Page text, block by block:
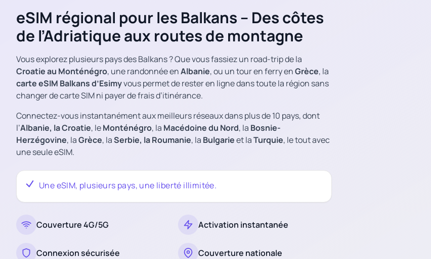
eSIM régional pour les Balkans – Des côtes
de l’Adriatique aux routes de montagne
Vous explorez plusieurs pays des Balkans ? Que vous fassiez un road-trip de la
Croatie au Monténégro, une randonnée enAlbanie, ou un tour en ferry enGrèce, la
carte eSIM Balkans d’Esimyvous permet de rester en ligne dans toute la région sans
changer de carte SIM ni payer de frais d’itinérance.
Connectez-vous instantanément aux meilleurs réseaux dans plus de 10 pays, dont
l’Albanie, laCroatie, leMonténégro, la Macédoine du Nord, la Bosnie-
Herzégovine, laGrèce, laSerbie, laRoumanie, la Bulgarieet laTurquie, le tout avec
une seule eSIM.
Une eSIM, plusieurs pays, une liberté illimitée.
Couverture 4G/5G Activation instantanée
Connexion sécurisée Couverture nationale